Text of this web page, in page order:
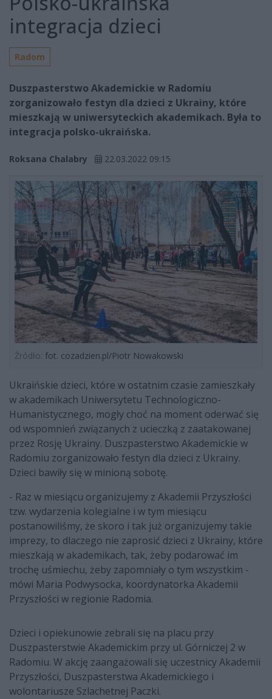
integracja dzieci
Radom
Duszpasterstwo Akademickie w Radomiu
zorganizowało festyn dla dzieci z Ukrainy, które
mieszkają w uniwersyteckich akademikach. Była to
integracja polsko-ukraińska.
Roksana Chalabry 22.03.2022 09:15
Źródło: fot. cozadzien.pl/Piotr Nowakowski
Ukraińskie dzieci, które w ostatnim czasie zamieszkały
w akademikach Uniwersytetu Technologiczno-
Humanistycznego, mogły choć na moment oderwać się
od wspomnień związanych z ucieczką z zaatakowanej
przez Rosję Ukrainy. Duszpasterstwo Akademickie w
Radomiu zorganizowało festyn dla dzieci z Ukrainy.
Dzieci bawiły się w minioną sobotę.
- Raz w miesiącu organizujemy z Akademii Przyszłości
tzw. wydarzenia kolegialne i w tym miesiącu
postanowiliśmy, że skoro i tak już organizujemy takie
imprezy, to dlaczego nie zaprosić dzieci z Ukrainy, które
mieszkają w akademikach, tak, żeby podarować im
trochę uśmiechu, żeby zapomniały o tym wszystkim -
mówi Maria Podwysocka, koordynatorka Akademii
Przyszłości w regionie Radomia.
Dzieci i opiekunowie zebrali się na placu przy
Duszpasterstwie Akademickim przy ul. Górniczej 2 w
Radomiu. W akcję zaangażowali się uczestnicy Akademii
Przyszłości, Duszpasterstwa Akademickiego i
wolontariusze Szlachetnej Paczki.